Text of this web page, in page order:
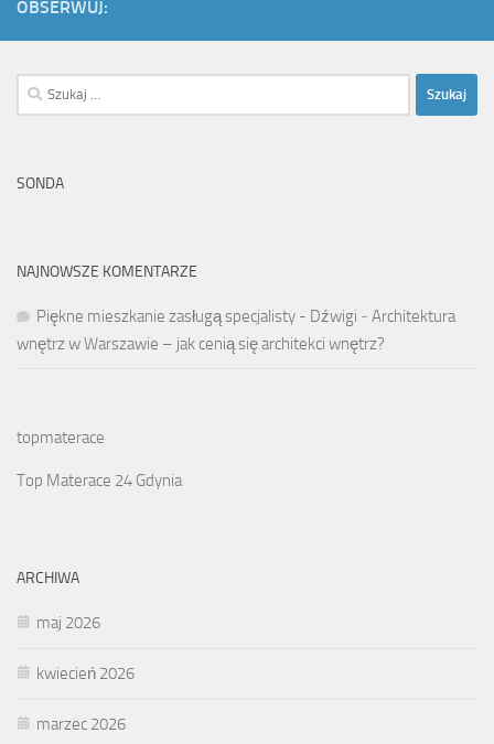
OBSERWUJ:
Szukaj:
SONDA
NAJNOWSZE KOMENTARZE
Piękne mieszkanie zasługą specjalisty - Dźwigi - Architektura
wnętrz w Warszawie – jak cenią się architekci wnętrz?
topmaterace
Top Materace 24 Gdynia
ARCHIWA
maj 2026
kwiecień 2026
marzec 2026